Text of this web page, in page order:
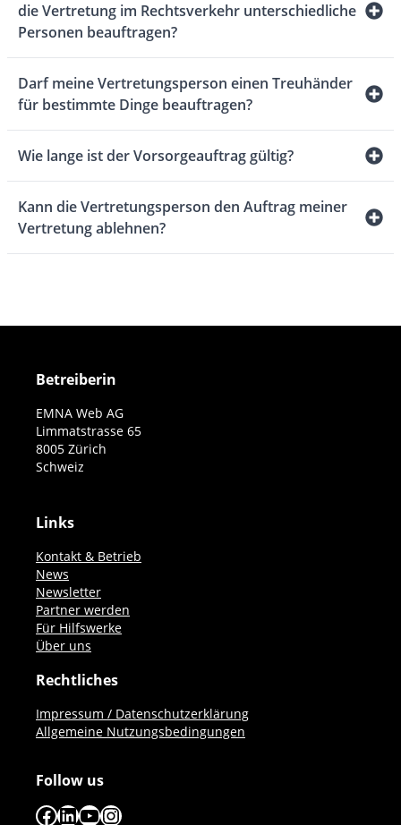
die Vertretung im Rechtsverkehr unterschiedliche
Personen beauftragen?
Darf meine Vertretungsperson einen Treuhänder
für bestimmte Dinge beauftragen?
Wie lange ist der Vorsorgeauftrag gültig?
Kann die Vertretungsperson den Auftrag meiner
Vertretung ablehnen?
Betreiberin
EMNA Web AG
Limmatstrasse 65
8005 Zürich
Schweiz
Links
Kontakt & Betrieb
News
Newsletter
Partner werden
Für Hilfswerke
Über uns
Rechtliches
Impressum / Datenschutzerklärung
Allgemeine Nutzungsbedingungen
Follow us
Facebook
LinkedIn
YouTube
Instagram